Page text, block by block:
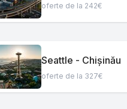
oferte de la 242€
Seattle - Chișinău
oferte de la 327€